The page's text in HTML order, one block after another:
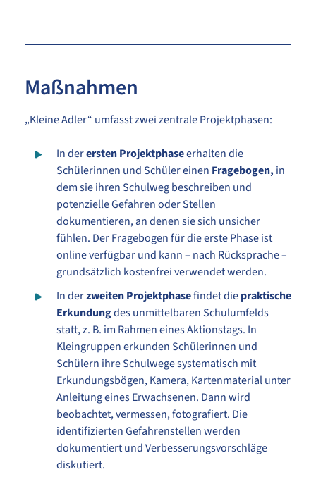
Maßnahmen
„Kleine Adler“ umfasst zwei zentrale Projektphasen:
In derersten Projektphaseerhalten die
Schülerinnen und Schüler einen Fragebogen, in
dem sie ihren Schulweg beschreiben und
potenzielle Gefahren oder Stellen
dokumentieren, an denen sie sich unsicher
fühlen. Der Fragebogen für die erste Phase ist
online verfügbar und kann – nach Rücksprache –
grundsätzlich kostenfrei verwendet werden.
In derzweiten Projektphasefindet diepraktische
Erkundungdes unmittelbaren Schulumfelds
statt, z. B. im Rahmen eines Aktionstags. In
Kleingruppen erkunden Schülerinnen und
Schülern ihre Schulwege systematisch mit
Erkundungsbögen, Kamera, Kartenmaterial unter
Anleitung eines Erwachsenen. Dann wird
beobachtet, vermessen, fotografiert. Die
identifizierten Gefahrenstellen werden
dokumentiert und Verbesserungsvorschläge
diskutiert.